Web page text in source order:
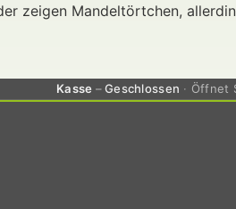
zeigen Mandeltörtchen,
Kasse Geschlossen Öffnet